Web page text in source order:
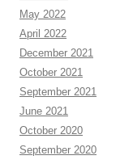
May 2022
April 2022
December 2021
October 2021
September 2021
June 2021
October 2020
September 2020